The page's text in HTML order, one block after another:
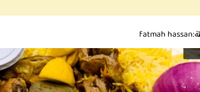
fatmah hassan